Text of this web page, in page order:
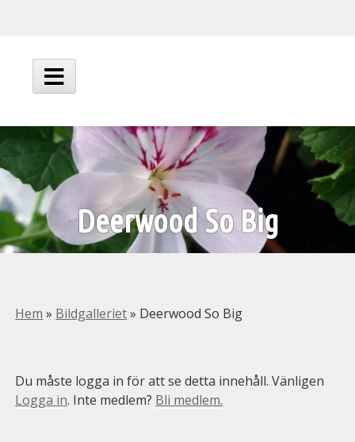
innehåll
Huvudmeny
Deerwood So Big
Hem » Bildgalleriet» Deerwood So Big
Du måste logga in för att se detta innehåll. Vänligen
Logga in. Inte medlem? Bli medlem.